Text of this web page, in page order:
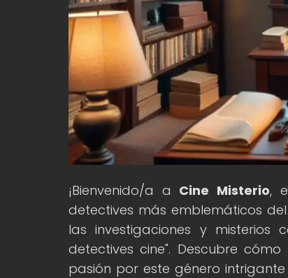
¡Bienvenido/a a Cine Misterio,
detectives más emblemáticos
las investigaciones y misterios
detectives cine". Descubre
pasión por este género